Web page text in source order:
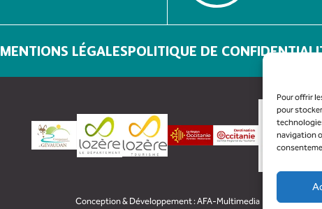
Pour offrir
pour
navigation
MENTIONS LÉGALESPOLITIQUE DE
Conception & Développement :AFA-Multimedia